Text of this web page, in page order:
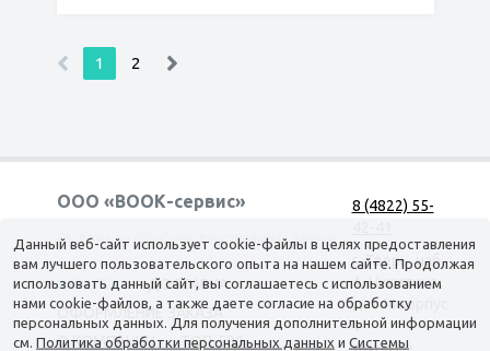
1 2
ООО «ВООК-сервис»
Согласие на обработку персональных данных
КАТАЛОГ
ДОСТАВКА
ОФОРМЛЕНИЕ ЗАКАЗА
О КОМПАНИИ
ТОП-500
8 (4822) 55-
г. Тверь, наб.
А. Никитина,
д. 144 корпус
1
Данный веб-сайт использует cookie-файлы в целях предоставления
вам лучшего пользовательского опыта на нашем сайте. Продолжая
использовать данный сайт, вы соглашаетесь с использованием
нами cookie-файлов, а также даете согласие на обработку
персональных данных. Для получения дополнительной информации
см. Политика обработки персональных данных и Системы